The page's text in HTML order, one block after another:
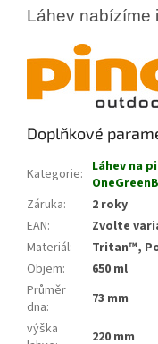
Láhev nabízíme
Doplňkové
Kategorie: Láhev na
Záruka:
2 roky
EAN:
Zvolte
Materiál:
Tritan™,
Objem:
650 ml
Průměr
dna:
73 mm
výška
220 mm